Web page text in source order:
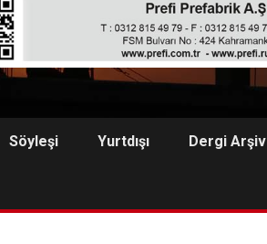
Söyleşi Yurtdışı Dergi Arşiv